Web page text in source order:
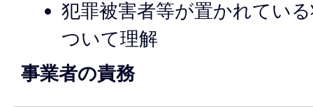
犯罪被害者等が置かれてい
ついて理解
事業者の責務